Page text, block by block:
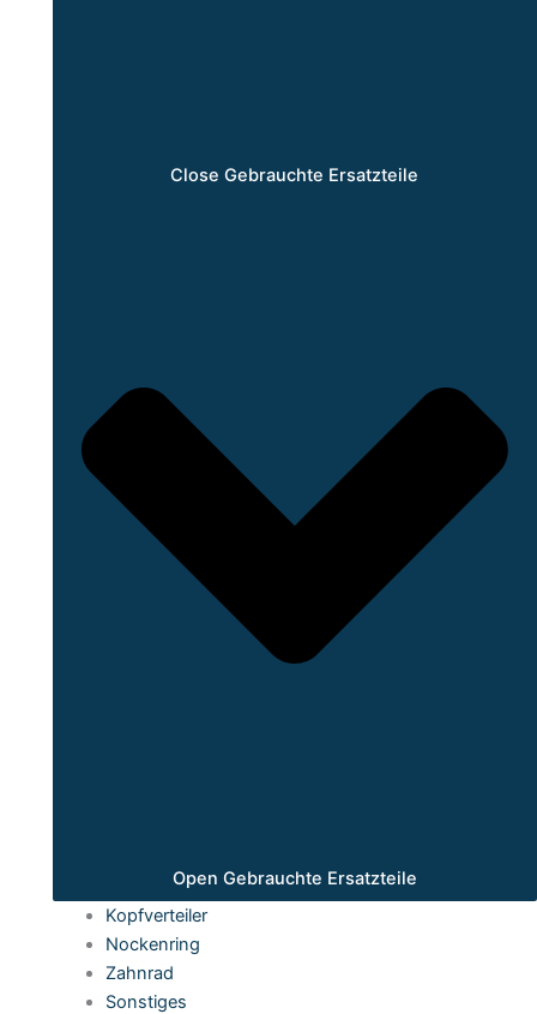
Close Gebrauchte Ersatzteile
Open Gebrauchte Ersatzteile
Kopfverteiler
Nockenring
Zahnrad
Sonstiges